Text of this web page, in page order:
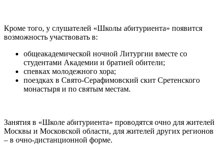
Кроме того, у слушателей «Школы абитуриента» появится
возможность участвовать в:
общеакадемической ночной Литургии вместе со
студентами Академии и братией обители;
спевках молодежного хора;
поездках в Свято-Серафимовский скит Сретенского
монастыря и по святым местам.
Занятия в «Школе абитуриента» проводятся очно для жителей
Москвы и Московской области, для жителей других регионов
– в очно-дистанционной форме.